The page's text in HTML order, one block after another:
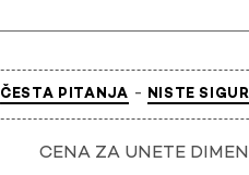
ČESTA PITANJA - NISTE
CENA ZA UNETE